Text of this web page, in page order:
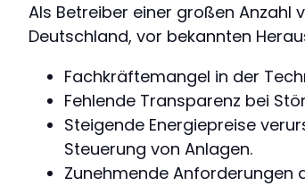
Als Betreiber einer großen Anzahl
Deutschland, vor bekannten
Fachkräftemangel in der
Fehlende Transparenz bei
Steigende Energiepreise
Steuerung von Anlagen.
Zunehmende Anforderungen